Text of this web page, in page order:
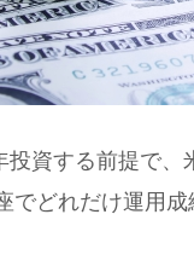
投資する前提で
でどれだけ運用